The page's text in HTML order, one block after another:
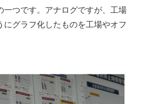
一つです。アナログですが、工場
グラフ化したものを工場やオフ